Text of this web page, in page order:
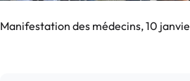
Manifestation des médecins, 10